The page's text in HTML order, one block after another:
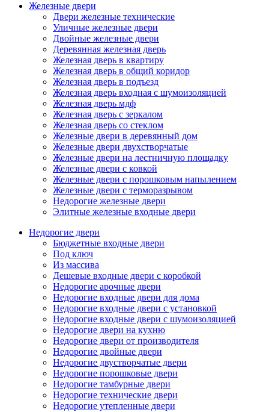
Железные двери
Двери железные технические
Уличные железные двери
Двойные железные двери
Деревянная железная дверь
Железная дверь в квартиру
Железная дверь в общий коридор
Железная дверь в подъезд
Железная дверь входная с шумоизоляцией
Железная дверь мдф
Железная дверь с зеркалом
Железная дверь со стеклом
Железные двери в деревянный дом
Железные двери двухстворчатые
Железные двери на лестничную площадку
Железные двери с ковкой
Железные двери с порошковым напылением
Железные двери с терморазрывом
Недорогие железные двери
Элитные железные входные двери
Недорогие двери
Бюджетные входные двери
Под ключ
Из массива
Дешевые входные двери с коробкой
Недорогие арочные двери
Недорогие входные двери для дома
Недорогие входные двери с установкой
Недорогие входные двери с шумоизоляцией
Недорогие двери на кухню
Недорогие двери от производителя
Недорогие двойные двери
Недорогие двустворчатые двери
Недорогие порошковые двери
Недорогие тамбурные двери
Недорогие технические двери
Недорогие утепленные двери